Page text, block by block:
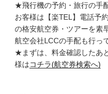
★飛行機の予約・旅行の手
お客様は【楽TEL】電話予
の格安航空券・ツアーを素
航空会社LCCの手配も行っ
★まずは、料金確認したあ
様はコチラ(航空券検索へ)